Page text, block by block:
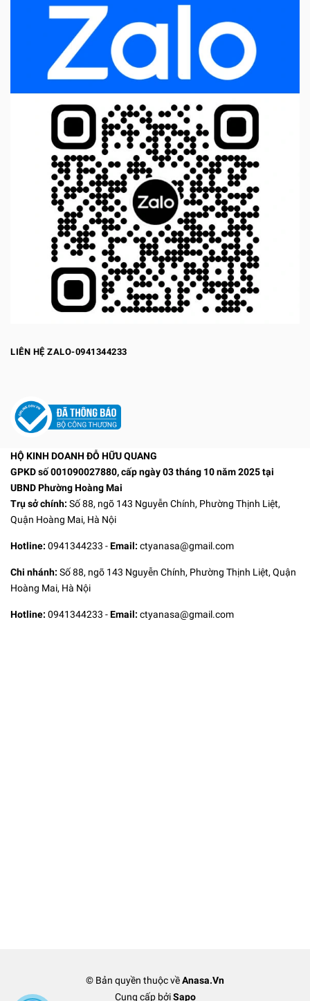
LIÊN HỆ ZALO-0941344233
HỘ KINH DOANH ĐỖ HỮU QUANG
GPKD số 001090027880, cấp ngày 03 tháng 10 năm 2025 tại
UBND Phường Hoàng Mai
Trụ sở chính: Số 88, ngõ 143 Nguyễn Chính, Phường Thịnh Liệt,
Quận Hoàng Mai, Hà Nội
Hotline: 0941344233 -Email: ctyanasa@gmail.com
Chi nhánh: Số 88, ngõ 143 Nguyễn Chính, Phường Thịnh Liệt, Quận
Hoàng Mai, Hà Nội
Hotline: 0941344233 -Email: ctyanasa@gmail.com
© Bản quyền thuộc vềAnasa.Vn
Cung cấp bởi Sapo